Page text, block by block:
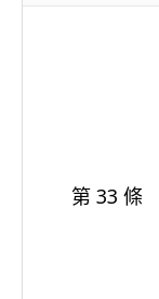
第 33 條